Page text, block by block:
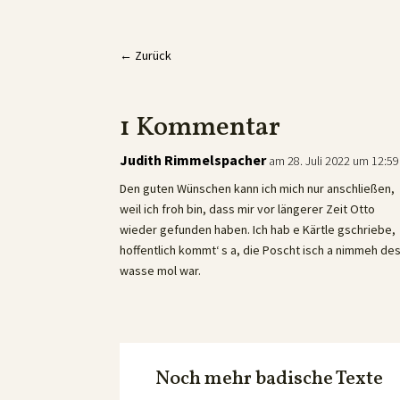
← Zurück
1 Kommentar
Judith Rimmelspacheram 28. Juli 2022 um 12:59
Den guten Wünschen kann ich mich nur anschließen,
weil ich froh bin, dass mir vor längerer Zeit Otto
wieder gefunden haben. Ich hab e Kärtle gschriebe,
hoffentlich kommt‘ s a, die Poscht isch a nimmeh
wasse mol war.
Noch mehr badische Texte